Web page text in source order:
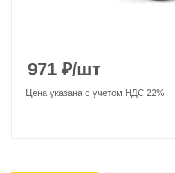
971 ₽/шт
Цена указана с учетом НДС 22%